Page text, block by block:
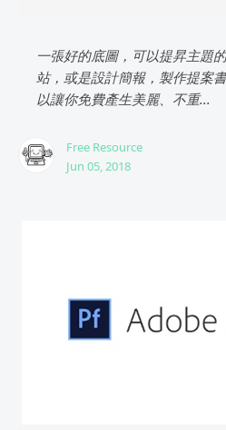
一張好的底圖，可以提昇主題
站，或是設計簡報，製作提案
以讓你免費產生美麗、不重...
Free Resource
Jun 05, 2018